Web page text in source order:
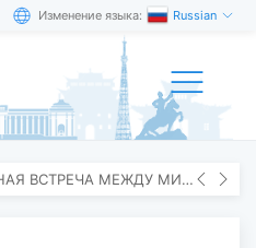
Изменение языка: Russian
ПРОШЛА КОНСУЛЬТАТИВНАЯ ВСТРЕЧА МЕЖДУ МИД МОНГОЛИИ И ЯПОНИИ